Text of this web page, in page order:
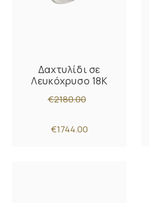
Δαχτυλίδι σε
Λευκόχρυσο 18K
€2180.00
€1744.00